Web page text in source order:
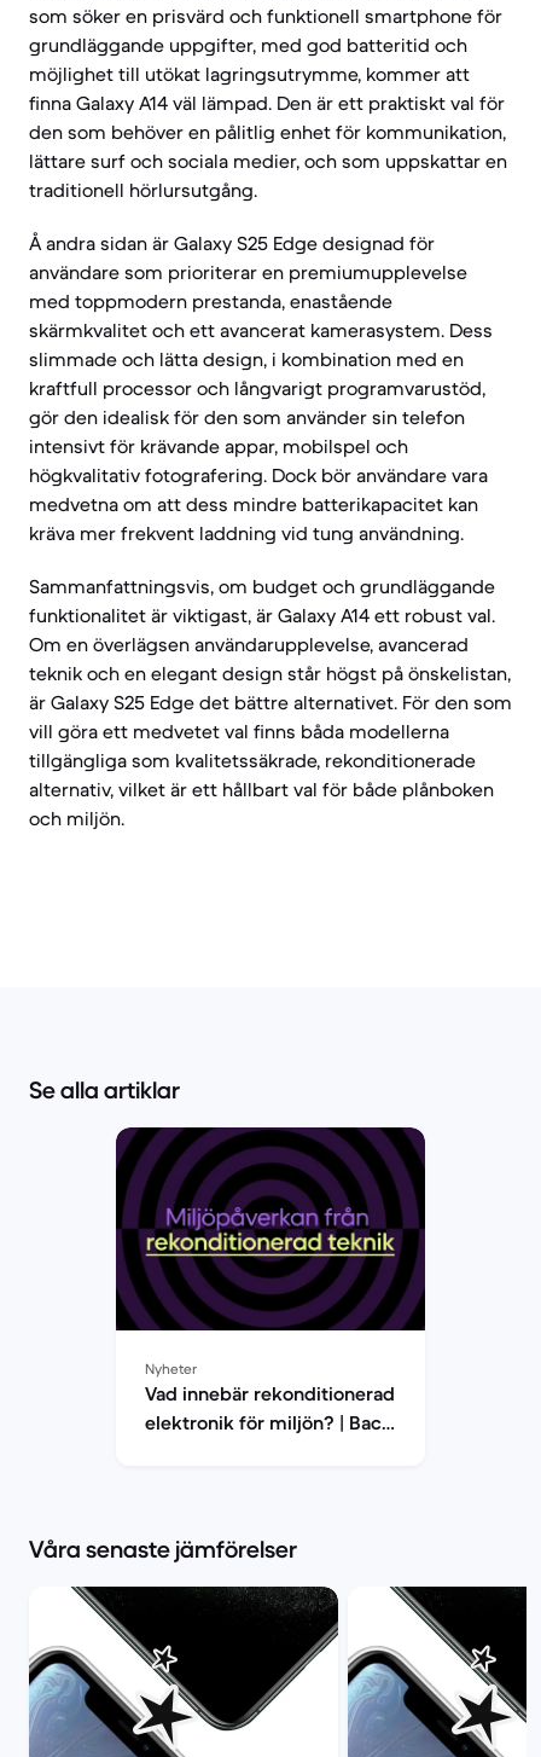
som söker en prisvärd och funktionell smartphone för
grundläggande uppgifter, med god batteritid och
möjlighet till utökat lagringsutrymme, kommer att
finna Galaxy A14 väl lämpad. Den är ett praktiskt val för
den som behöver en pålitlig enhet för kommunikation,
lättare surf och sociala medier, och som uppskattar en
traditionell hörlursutgång.
Å andra sidan är Galaxy S25 Edge designad för
användare som prioriterar en premiumupplevelse
med toppmodern prestanda, enastående
skärmkvalitet och ett avancerat kamerasystem. Dess
slimmade och lätta design, i kombination med en
kraftfull processor och långvarigt programvarustöd,
gör den idealisk för den som använder sin telefon
intensivt för krävande appar, mobilspel och
högkvalitativ fotografering. Dock bör användare vara
medvetna om att dess mindre batterikapacitet kan
kräva mer frekvent laddning vid tung användning.
Sammanfattningsvis, om budget och grundläggande
funktionalitet är viktigast, är Galaxy A14 ett robust val.
Om en överlägsen användarupplevelse, avancerad
teknik och en elegant design står högst på önskelistan,
är Galaxy S25 Edge det bättre alternativet. För den som
vill göra ett medvetet val finns båda modellerna
tillgängliga som kvalitetssäkrade, rekonditionerade
alternativ, vilket är ett hållbart val för både plånboken
och miljön.
Se alla artiklar
Nyheter
Vad innebär rekonditionerad
elektronik för miljön? | Back
Våra senaste jämförelser